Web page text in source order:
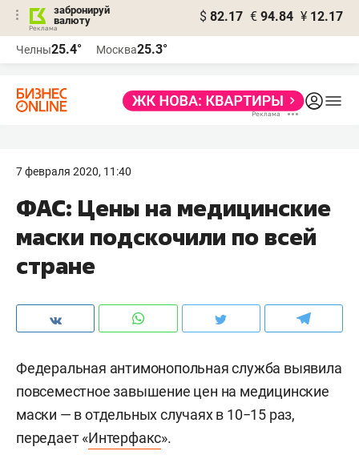
забронируй
валюту
$ 82.17 € 94.84 ¥ 12.17
Челны25.4° Москва25.3°
7 февраля 2020, 11:40
ФАС: Цены на медицинские
маски подскочили по всей
стране
Федеральная антимонопольная служба выявила
повсеместное завышение цен на медицинские
маски — в отдельных случаях в 10−15 раз,
передает «Интерфакс».